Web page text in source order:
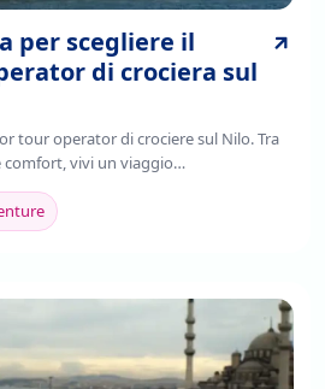
per scegliere il
di crociera sul
tour operator di crociere sul Nilo. Tra
vivi un viaggio